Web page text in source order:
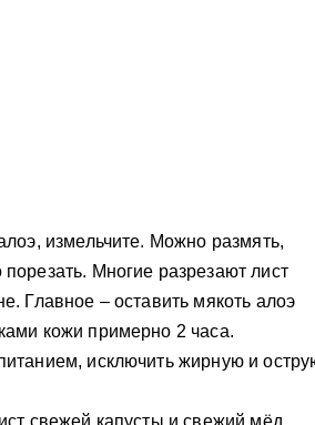
измельчите. Можно размять,
Многие разрезают лист
Главное – оставить мякоть алоэ
кожи примерно 2 часа.
исключить жирную и